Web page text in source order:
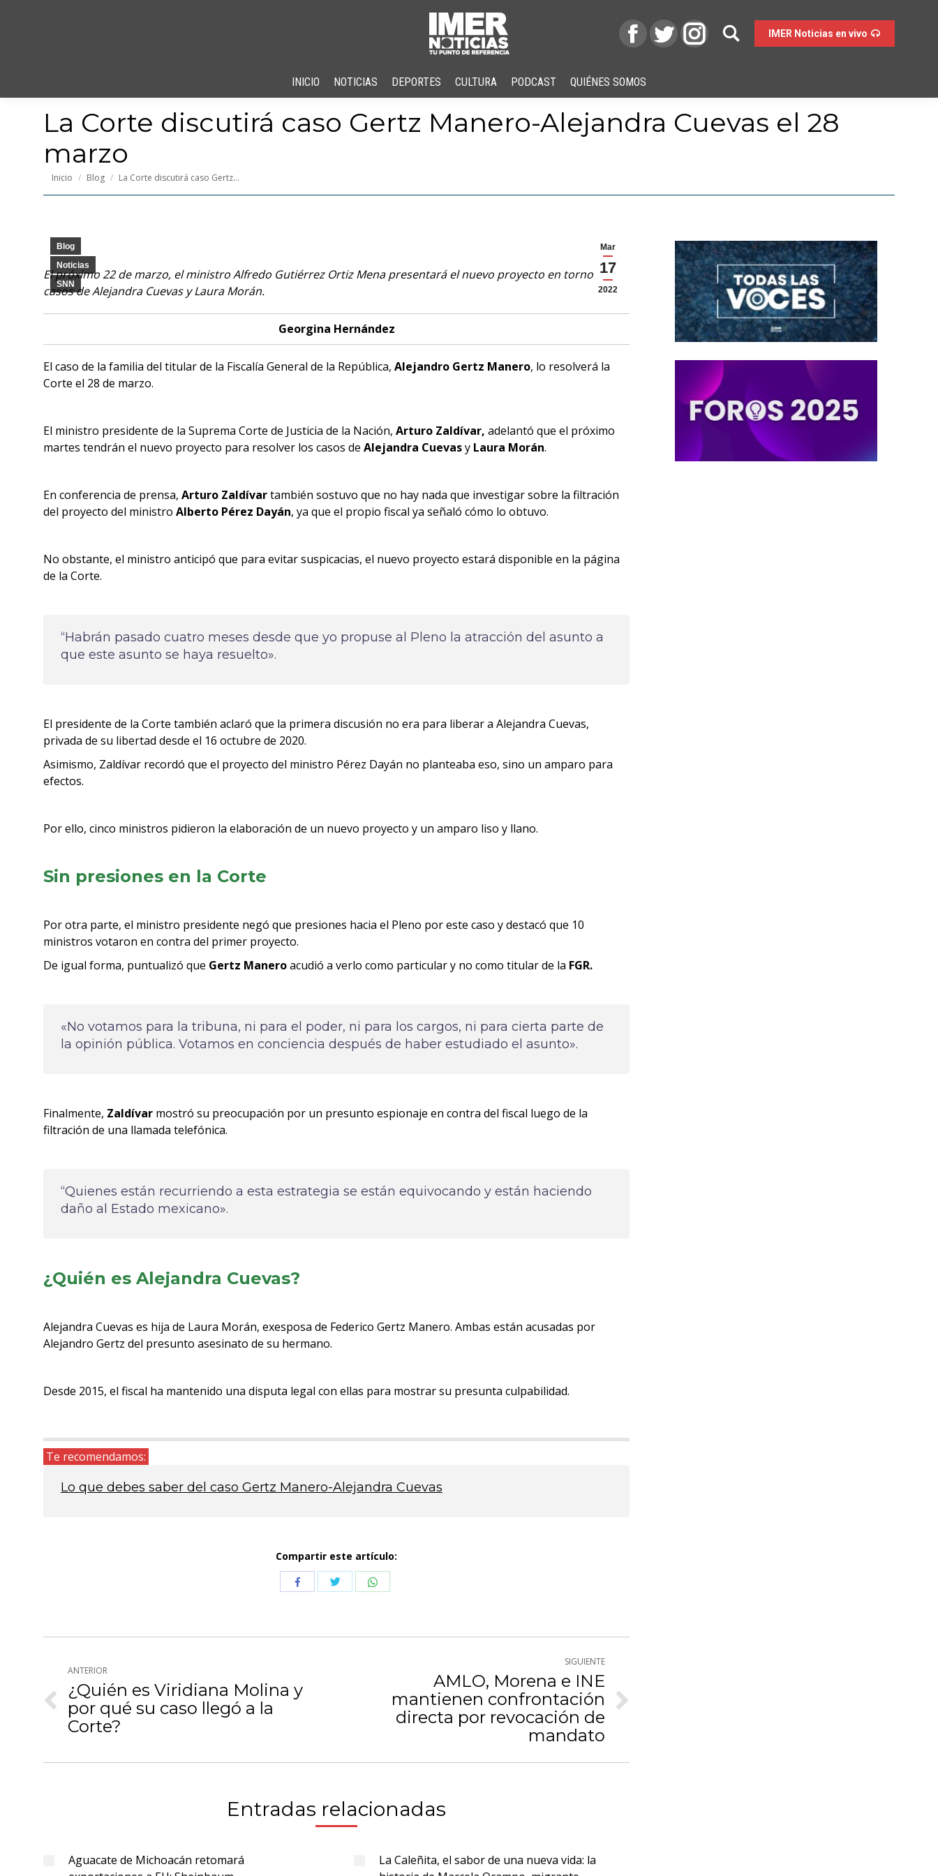
IMER Noticias en vivo
INICIO NOTICIAS DEPORTES CULTURA PODCAST QUIÉNES SOMOS
La Corte discutirá caso Gertz Manero-Alejandra Cuevas el 28
marzo
Estás aquí:
Inicio Blog La Corte discutirá caso Gertz…
Mar
17
2022
Blog
Noticias
SNN
El próximo 22 de marzo, el ministro Alfredo Gutiérrez Ortiz Mena presentará el nuevo proyecto en torno a los
casos de Alejandra Cuevas y Laura Morán.
Georgina Hernández
El caso de la familia del titular de la Fiscalía General de la República, Alejandro Gertz Manero, lo resolverá la
Corte el 28 de marzo.
El ministro presidente de la Suprema Corte de Justicia de la Nación, Arturo Zaldívar, adelantó que el próximo
martes tendrán el nuevo proyecto para resolver los casos de Alejandra Cuevasy Laura Morán.
En conferencia de prensa, Arturo Zaldívartambién sostuvo que no hay nada que investigar sobre la filtración
del proyecto del ministro Alberto Pérez Dayán, ya que el propio fiscal ya señaló cómo lo obtuvo.
No obstante, el ministro anticipó que para evitar suspicacias, el nuevo proyecto estará disponible en la página
de la Corte.
“Habrán pasado cuatro meses desde que yo propuse al Pleno la atracción del asunto a
que este asunto se haya resuelto».
El presidente de la Corte también aclaró que la primera discusión no era para liberar a Alejandra Cuevas,
privada de su libertad desde el 16 octubre de 2020.
Asimismo, Zaldívar recordó que el proyecto del ministro Pérez Dayán no planteaba eso, sino un amparo para
efectos.
Por ello, cinco ministros pidieron la elaboración de un nuevo proyecto y un amparo liso y llano.
Sin presiones en la Corte
Por otra parte, el ministro presidente negó que presiones hacia el Pleno por este caso y destacó que 10
ministros votaron en contra del primer proyecto.
De igual forma, puntualizó que Gertz Maneroacudió a verlo como particular y no como titular de la FGR.
«No votamos para la tribuna, ni para el poder, ni para los cargos, ni para cierta parte de
la opinión pública. Votamos en conciencia después de haber estudiado el asunto».
Finalmente, Zaldívar mostró su preocupación por un presunto espionaje en contra del fiscal luego de la
filtración de una llamada telefónica.
“Quienes están recurriendo a esta estrategia se están equivocando y están haciendo
daño al Estado mexicano».
¿Quién es Alejandra Cuevas?
Alejandra Cuevas es hija de Laura Morán, exesposa de Federico Gertz Manero. Ambas están acusadas por
Alejandro Gertz del presunto asesinato de su hermano.
Desde 2015, el fiscal ha mantenido una disputa legal con ellas para mostrar su presunta culpabilidad.
Te recomendamos:
Lo que debes saber del caso Gertz Manero-Alejandra Cuevas
Compartir este artículo:
CompartirCompartirCompartir
entre
publicaciones
ANTERIOR
Publicación
anterior:
¿Quién es Viridiana Molina y
por qué su caso llegó a la
Corte?
SIGUIENTE
Publicación
siguiente:
AMLO, Morena e INE
mantienen confrontación
directa por revocación de
mandato
Entradas relacionadas
Aguacate de Michoacán retomará
La Caleñita, el sabor de una nueva vida: la